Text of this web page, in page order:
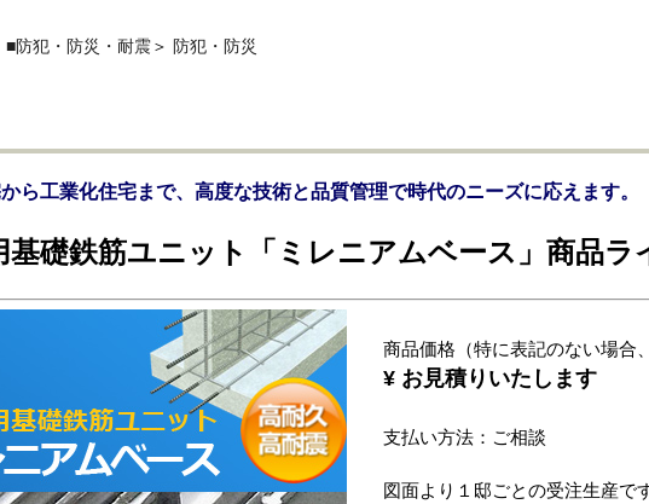
■防犯・防災・耐震＞ 防犯・防災
ら工業化住宅まで、高度な技術と品質管理で時代のニーズに応えます。
基礎鉄筋ユニット「ミレニアムベース」商品ラ
商品価格（特に表記のない場合
¥ お見積りいたします
支払い方法：ご相談
図面より１邸ごとの受注生産です